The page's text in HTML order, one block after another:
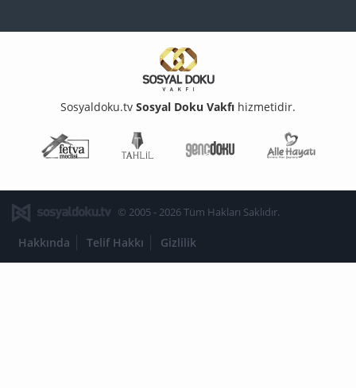
Sosyaldoku.tv Sosyal Doku Vakfı hizmetidir.
Fetva Meclisi
Genç Doku
© 2005 - 2026 Tüm Hakları Saklıdır.
Hakkında Telif Hakkı Gizlilik